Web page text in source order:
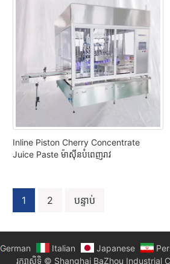
Inline Piston Cherry Concentrate
Juice Paste ម៉ាស៊ីនបំពេញរាវ
ការ​
នាំទិស​
ប្រកាស
1 2 បន្ទាប់
German Italian Japanese
រក្សាសិទ្ធិ © Shanghai BaZhou Industrial